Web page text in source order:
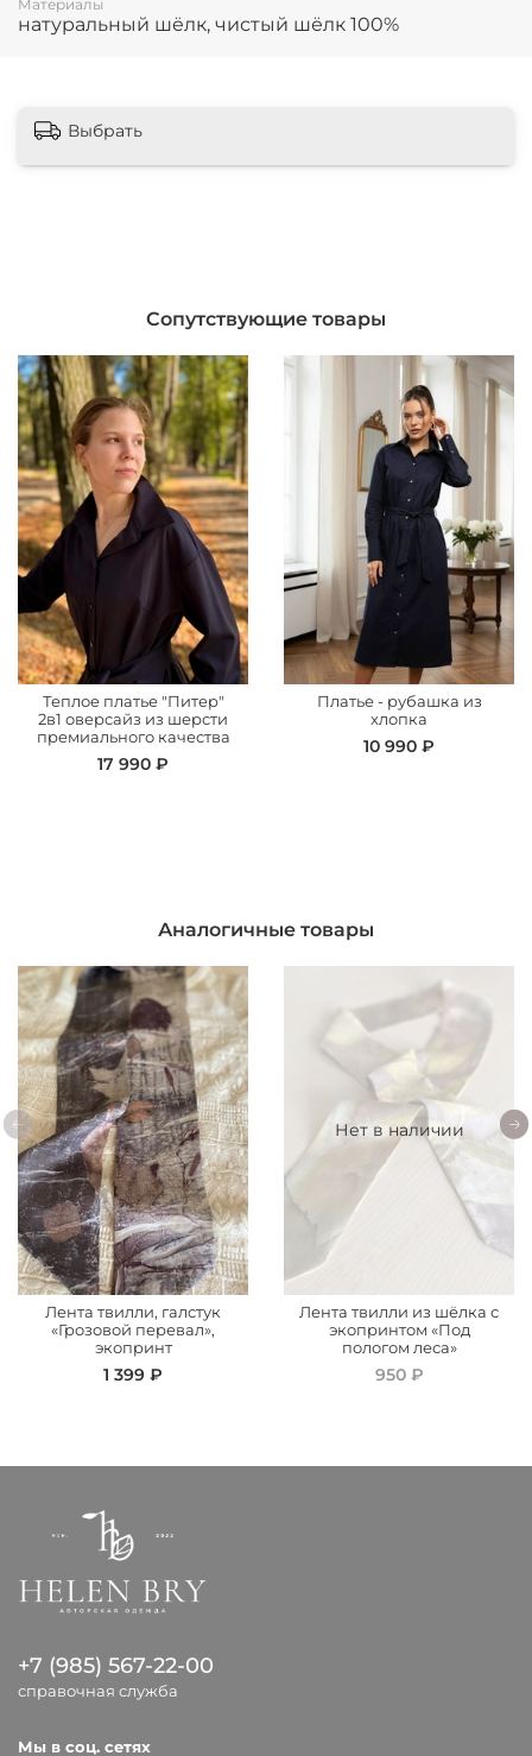
Материалы
натуральный шёлк, чистый шёлк 100%
Выбрать
Сопутствующие товары
Теплое платье "Питер"
2в1 оверсайз из шерсти
премиального качества
17 990 ₽
Платье - рубашка из
хлопка
10 990 ₽
Аналогичные товары
Лента твилли, галстук
«Грозовой перевал»,
экопринт
1 399 ₽
Нет в наличии
Лента твилли из шёлка с
экопринтом «Под
пологом леса»
950 ₽
+7 (985) 567-22-00
справочная служба
Мы в соц. сетях